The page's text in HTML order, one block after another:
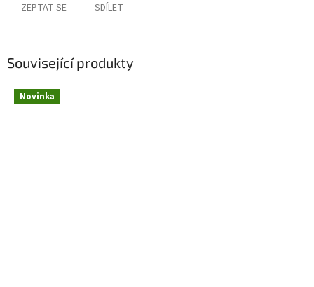
ZEPTAT SE SDÍLET
Související produkty
Novinka